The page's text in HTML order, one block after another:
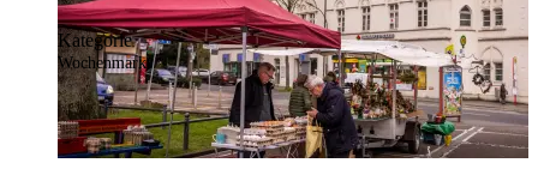
Kategorie
Wochenmarkt